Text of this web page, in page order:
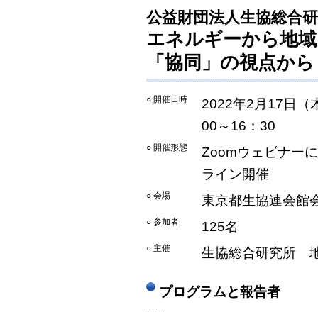
公益財団法人生協総合
エネルギーから地
「協同」の視点か
○ 開催日時
2022年2月17日（
00～16：30
○ 開催形態
Zoomウェビナー
ライン開催
○ 会場 東京都生協連会館
○ 参加者 125名
○ 主催 生協総合研究所
プログラムと報告者